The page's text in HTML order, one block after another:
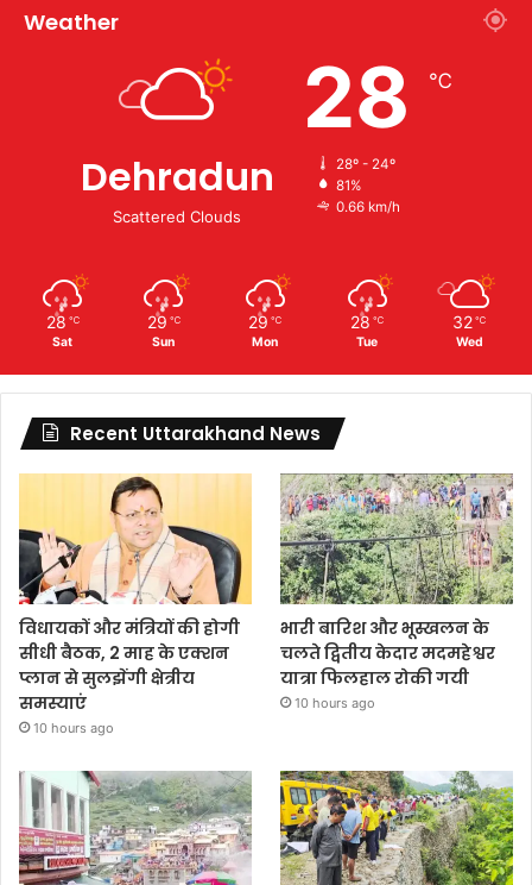
Weather
Dehradun
Scattered Clouds
28 ℃
28º - 24º
81%
0.66 km/h
28 ℃
Sat
29 ℃
Sun
29 ℃
Mon
28 ℃
Tue
32 ℃
Wed
Recent Uttarakhand News
विधायकों और मंत्रियों की होगी
सीधी बैठक, 2 माह के एक्शन
प्लान से सुलझेंगी क्षेत्रीय
समस्याएं
10 hours ago
भारी बारिश और भूस्खलन के
चलते द्वितीय केदार मदमहेश्वर
यात्रा फिलहाल रोकी गयी
10 hours ago